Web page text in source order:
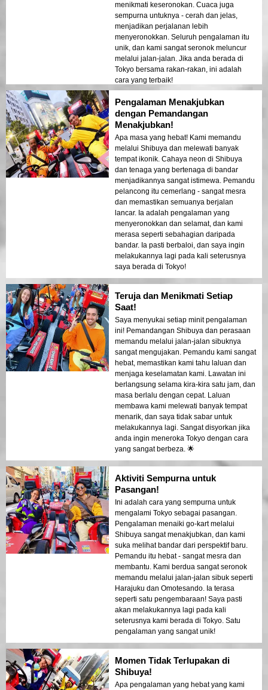
menikmati keseronokan. Cuaca juga
sempurna untuknya - cerah dan jelas,
menjadikan perjalanan lebih
menyeronokkan. Seluruh pengalaman itu
unik, dan kami sangat seronok meluncur
melalui jalan-jalan. Jika anda berada di
Tokyo bersama rakan-rakan, ini adalah
cara yang terbaik!
Pengalaman Menakjubkan
dengan Pemandangan
Menakjubkan!
Apa masa yang hebat! Kami memandu
melalui Shibuya dan melewati banyak
tempat ikonik. Cahaya neon di Shibuya
dan tenaga yang bertenaga di bandar
menjadikannya sangat istimewa. Pemandu
pelancong itu cemerlang - sangat mesra
dan memastikan semuanya berjalan
lancar. Ia adalah pengalaman yang
menyeronokkan dan selamat, dan kami
merasa seperti sebahagian daripada
bandar. Ia pasti berbaloi, dan saya ingin
melakukannya lagi pada kali seterusnya
saya berada di Tokyo!
Teruja dan Menikmati Setiap
Saat!
Saya menyukai setiap minit pengalaman
ini! Pemandangan Shibuya dan perasaan
memandu melalui jalan-jalan sibuknya
sangat mengujakan. Pemandu kami sangat
hebat, memastikan kami tahu laluan dan
menjaga keselamatan kami. Lawatan ini
berlangsung selama kira-kira satu jam, dan
masa berlalu dengan cepat. Laluan
membawa kami melewati banyak tempat
menarik, dan saya tidak sabar untuk
melakukannya lagi. Sangat disyorkan jika
anda ingin meneroka Tokyo dengan cara
yang sangat berbeza. 🌟
Aktiviti Sempurna untuk
Pasangan!
Ini adalah cara yang sempurna untuk
mengalami Tokyo sebagai pasangan.
Pengalaman menaiki go-kart melalui
Shibuya sangat menakjubkan, dan kami
suka melihat bandar dari perspektif baru.
Pemandu itu hebat - sangat mesra dan
membantu. Kami berdua sangat seronok
memandu melalui jalan-jalan sibuk seperti
Harajuku dan Omotesando. Ia terasa
seperti satu pengembaraan! Saya pasti
akan melakukannya lagi pada kali
seterusnya kami berada di Tokyo. Satu
pengalaman yang sangat unik!
Momen Tidak Terlupakan di
Shibuya!
Apa pengalaman yang hebat yang kami